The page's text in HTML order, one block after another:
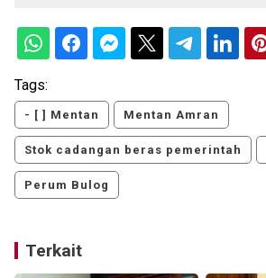
Tags:
- [ ] Mentan Mentan Amran
Stok cadangan beras pemerintah
Perum Bulog
Terkait